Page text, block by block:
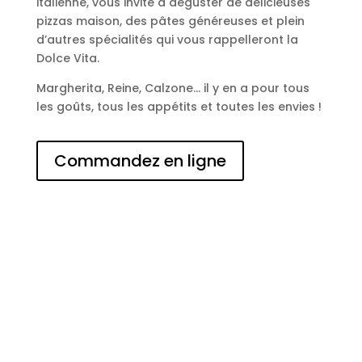
pizzas maison, des pâtes généreuses et plein
d’autres spécialités qui vous rappelleront la
Dolce Vita.
Margherita, Reine, Calzone… il y en a pour tous
les goûts, tous les appétits et toutes les envies !
Commandez en ligne